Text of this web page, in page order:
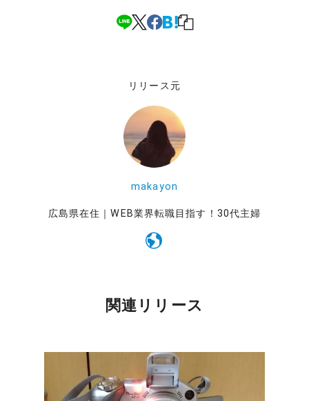
リリース元
makayon
広島県在住｜WEB業界転職目指す！30代主婦
関連リリース